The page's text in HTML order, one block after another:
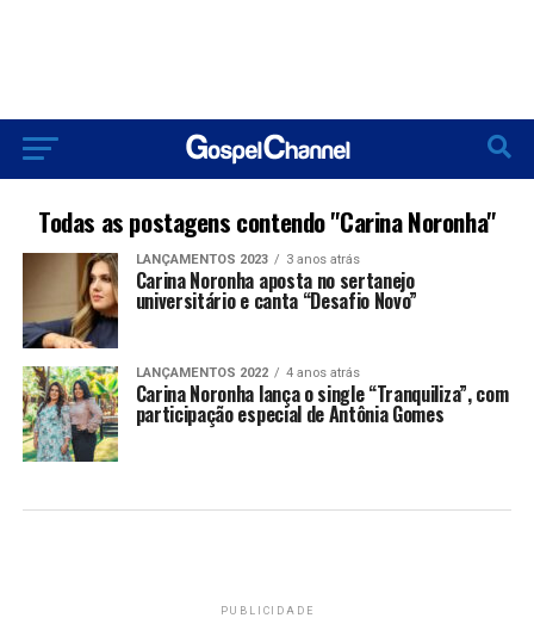
Todas as postagens contendo "Carina Noronha"
LANÇAMENTOS 2023 3 anos atrás
Carina Noronha aposta no sertanejo
universitário e canta “Desafio Novo”
LANÇAMENTOS 2022 4 anos atrás
Carina Noronha lança o single “Tranquiliza”, com
participação especial de Antônia Gomes
PUBLICIDADE